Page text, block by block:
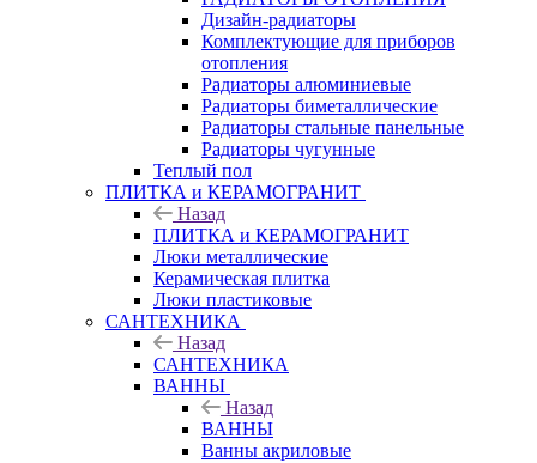
Дизайн-радиаторы
Комплектующие для приборов
отопления
Радиаторы алюминиевые
Радиаторы биметаллические
Радиаторы стальные панельные
Радиаторы чугунные
Теплый пол
ПЛИТКА и КЕРАМОГРАНИТ
Назад
ПЛИТКА и КЕРАМОГРАНИТ
Люки металлические
Керамическая плитка
Люки пластиковые
САНТЕХНИКА
Назад
САНТЕХНИКА
ВАННЫ
Назад
ВАННЫ
Ванны акриловые